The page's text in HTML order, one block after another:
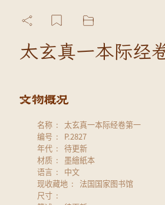
太玄真一本际经
名称
太玄真一本际经卷第一
编号
P.2827
年代
待更新
材质
墨繪紙本
语言
中文
现收藏地
法国国家图书馆
尺寸